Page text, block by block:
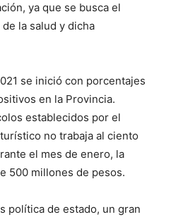
ya que se busca el
la salud y dicha
se inició con porcentajes
en la Provincia.
establecidos por el
no trabaja al ciento
el mes de enero, la
500 millones de pesos.
política de estado, un gran